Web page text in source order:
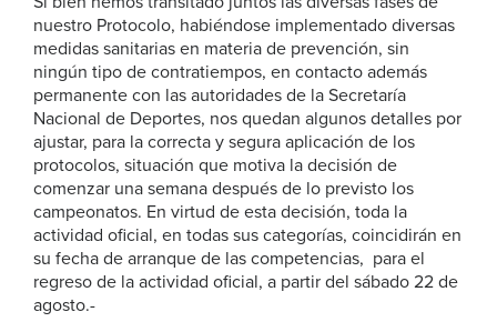
nuestro Protocolo, habiéndose implementado diversas
medidas sanitarias en materia de prevención, sin
ningún tipo de contratiempos, en contacto además
permanente con las autoridades de la Secretaría
Nacional de Deportes, nos quedan algunos detalles por
ajustar, para la correcta y segura aplicación de los
protocolos, situación que motiva la decisión de
comenzar una semana después de lo previsto los
campeonatos. En virtud de esta decisión, toda la
actividad oficial, en todas sus categorías, coincidirán en
su fecha de arranque de las competencias, para el
regreso de la actividad oficial, a partir del sábado 22 de
agosto.-